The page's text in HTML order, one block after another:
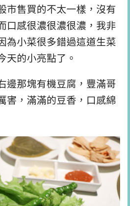
市售買的不太一樣，沒有
口感很濃很濃很濃，我非
為小菜很多錯過這道生菜
天的小亮點了。
邊那塊有機豆腐，豐滿哥
害，滿滿的豆香，口感綿